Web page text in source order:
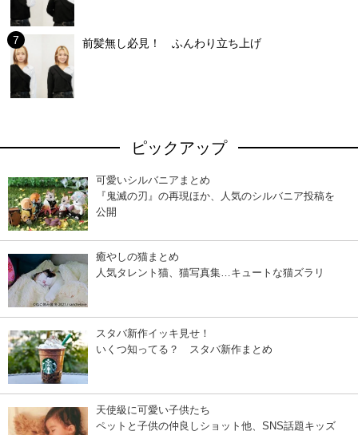
前髪無し必見！ ふんわり立ち上げ
ピックアップ
可愛いシルバニアまとめ
『鬼滅の刃』の再現ほか、人気のシルバニア投稿を
公開
癒やしの猫まとめ
人気タレント猫、猫写真集…キュートな猫ズラリ
スタバ新作イッキ見せ！
いくつ知ってる？ スタバ新作まとめ
天使級に可愛い子供たち
ペットと子供の仲良しショット他、SNS話題キッズ